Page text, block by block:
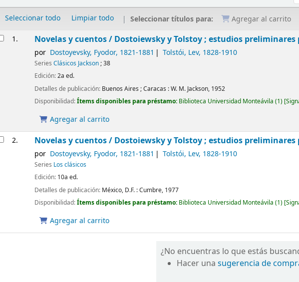
Seleccionar todo Limpiar todo Seleccionar títulos para: Agregar al carrito
1. Novelas y cuentos / Dostoiewsky y Tolstoy ; estudios
por Dostoyevsky, Fyodor, 1821-1881 Tolstói, Lev, 1828-1910
SeriesClásicos Jackson; 38
Edición:2a ed.
Detalles de publicación: Buenos Aires ; Caracas :W. M. Jackson, 1952
Disponibilidad:Ítems disponibles para préstamo: Biblioteca Universidad Monteávila (1)
Agregar al carrito
2. Novelas y cuentos / Dostoiewsky y Tolstoy ; estudios
por Dostoyevsky, Fyodor, 1821-1881 Tolstói, Lev, 1828-1910
Series Los clásicos
Edición: 10a ed.
Detalles de publicación: México, D.F. :Cumbre, 1977
Disponibilidad:Ítems disponibles para préstamo: Biblioteca Universidad Monteávila (1)
Agregar al carrito
¿No encuentras lo que estás
Hacer unasugerencia de